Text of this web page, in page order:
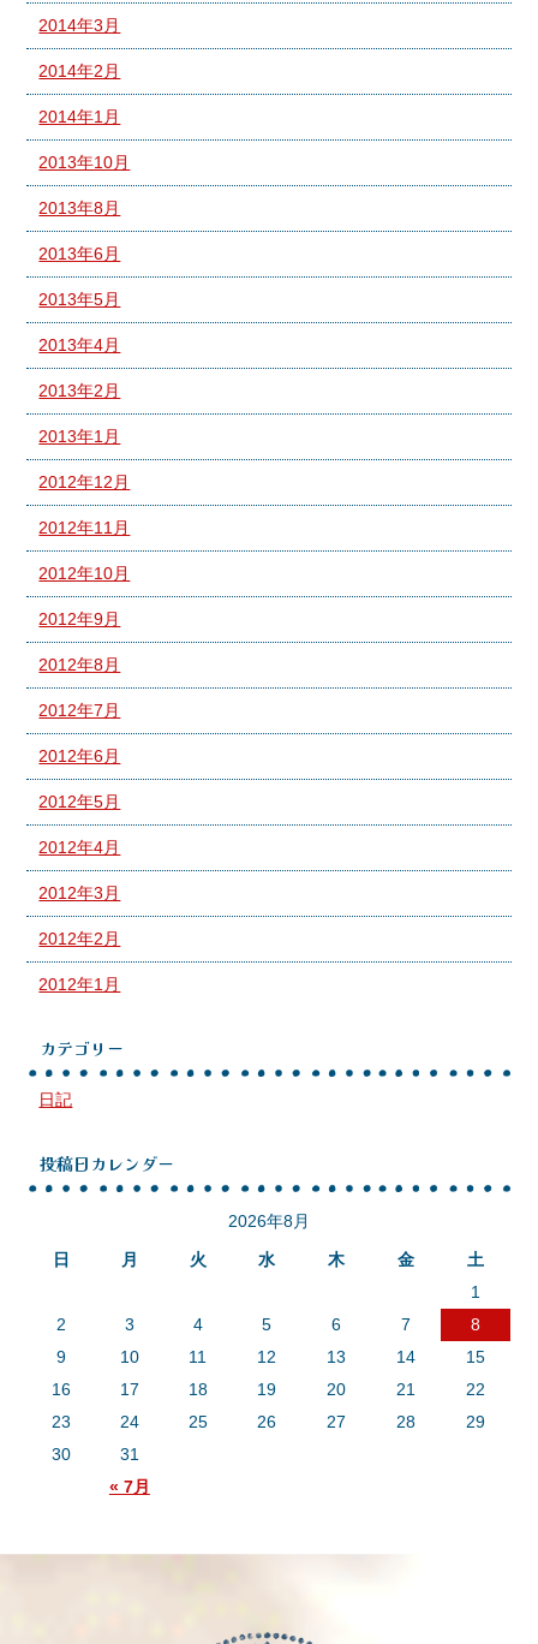
2014年3月
2014年2月
2014年1月
2013年10月
2013年8月
2013年6月
2013年5月
2013年4月
2013年2月
2013年1月
2012年12月
2012年11月
2012年10月
2012年9月
2012年8月
2012年7月
2012年6月
2012年5月
2012年4月
2012年3月
2012年2月
2012年1月
カテゴリー
日記
投稿日カレンダー
2026年8月
日
月 火 水 木 金 土
« 7月
1
2
3 4 5 6 7
8
9
10 11 12 13 14
15
16
17 18 19 20 21
22
23
24 25 26 27 28
29
30
31